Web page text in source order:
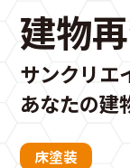
建物
サンクリエ
あなたの建
床塗装